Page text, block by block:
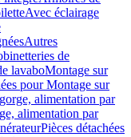
Avec éclairage
Autres
de
lavaboMontage sur
pour Montage sur
alimentation par
alimentation par
Pièces détachées